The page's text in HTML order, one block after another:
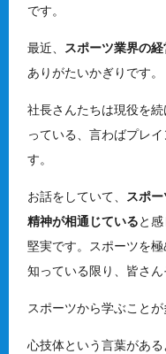
です。
最近、 スポーツ業界の
ありがたいかぎりです。
社長さんたちは現役を
っている、言わばプレ
す。
お話をしていて、 スポ
精神が相通じていると
堅実です。スポーツを
知っている限り、皆さん
スポーツから学ぶことが
心技体という言葉があ